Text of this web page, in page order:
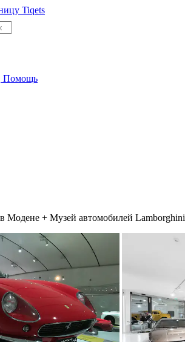
Помощь
Модене + Музей автомобилей Lamborghini